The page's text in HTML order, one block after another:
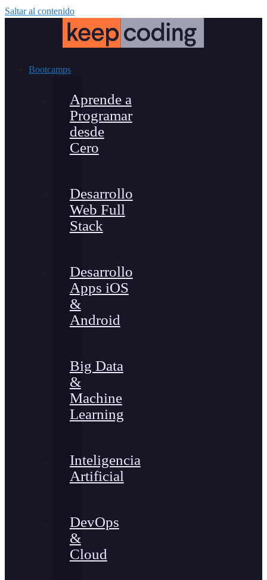
Saltar al contenido
Bootcamps
Aprende a
Programar
desde
Cero
Desarrollo
Web Full
Stack
Desarrollo
Apps iOS
&
Android
Big Data
&
Machine
Learning
Inteligencia
Artificial
DevOps
&
Cloud